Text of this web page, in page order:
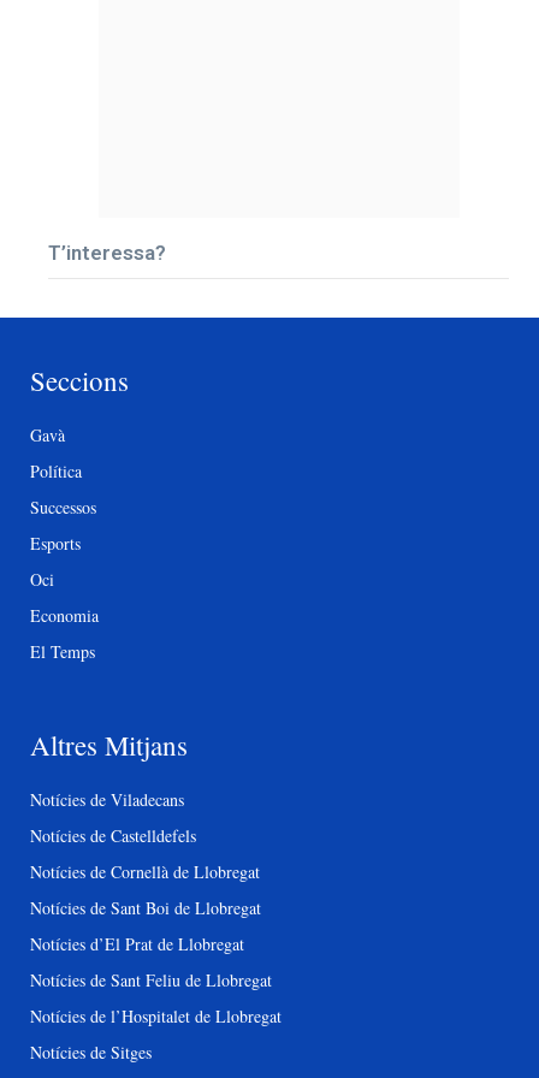
T’interessa?
Seccions
Gavà
Política
Successos
Esports
Oci
Economia
El Temps
Altres Mitjans
Notícies de Viladecans
Notícies de Castelldefels
Notícies de Cornellà de Llobregat
Notícies de Sant Boi de Llobregat
Notícies d’El Prat de Llobregat
Notícies de Sant Feliu de Llobregat
Notícies de l’Hospitalet de Llobregat
Notícies de Sitges